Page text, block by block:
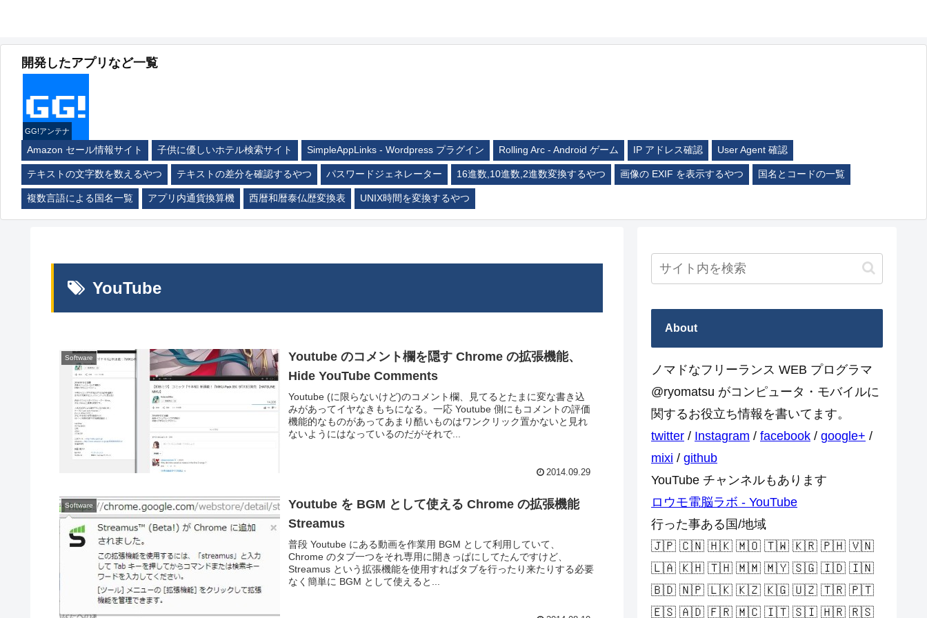
開発したアプリなど一覧
GG!アンテナ
Amazon セール情報サイト 子供に優しいホテル検索サイト SimpleAppLinks - Wordpress プラグイン Rolling Arc - Android ゲーム IP アドレス確認 User Agent 確認
テキストの文字数を数えるやつ テキストの差分を確認するやつ パスワードジェネレーター 16進数,10進数,2進数変換するやつ 画像の EXIF を表示するやつ 国名とコードの一覧
複数言語による国名一覧 アプリ内通貨換算機 西暦和暦泰仏歴変換表 UNIX時間を変換するやつ
YouTube
Software
Youtube のコメント欄を隠す Chrome の拡張機能、
Hide YouTube Comments
Youtube (に限らないけど)のコメント欄、見てるとたまに変な書き込
みがあってイヤなきもちになる。一応 Youtube 側にもコメントの評価
機能的なものがあってあまり酷いものはワンクリック置かないと見れ
ないようにはなっているのだがそれで...
2014.09.29
Software
Youtube を BGM として使える Chrome の拡張機能
Streamus
普段 Youtube にある動画を作業用 BGM として利用していて、
Chrome のタブ一つをそれ専用に開きっぱにしてたんですけど、
Streamus という拡張機能を使用すればタブを行ったり来たりする必要
なく簡単に BGM として使えると...
About
ノマドなフリーランス WEB プログラマ
@ryomatsu がコンピュータ・モバイルに
関するお役立ち情報を書いてます。
twitter / Instagram / facebook / google+ /
mixi / github
YouTube チャンネルもあります
ロウモ電脳ラボ - YouTube
行った事ある国/地域
🇯🇵 🇨🇳 🇭🇰 🇲🇴 🇹🇼 🇰🇷 🇵🇭 🇻🇳
🇱🇦 🇰🇭 🇹🇭 🇲🇲 🇲🇾 🇸🇬 🇮🇩 🇮🇳
🇧🇩 🇳🇵 🇱🇰 🇰🇿 🇰🇬 🇺🇿 🇹🇷 🇵🇹
🇪🇸 🇦🇩 🇫🇷 🇲🇨 🇮🇹 🇸🇮 🇭🇷 🇷🇸